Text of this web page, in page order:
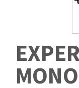
Pose des
Fers et
Lames de
Disques
Patins
Bandes
MONO